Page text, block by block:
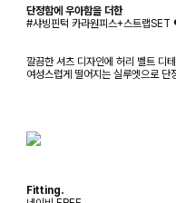
단정함에 우아함을 더한
#샤빙핀턱 카라원피스+스트랩
깔끔한 셔츠 디자인에 허리 벨트 디
여성스럽게 떨어지는 실루엣으로
Fitting.